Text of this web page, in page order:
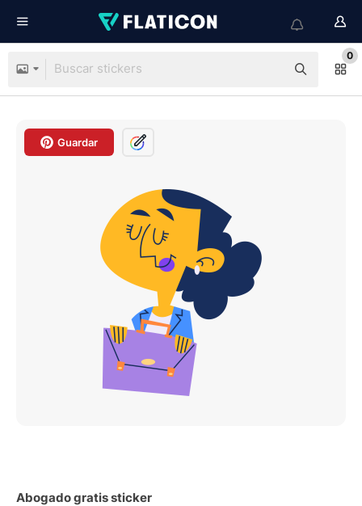
0
Guardar
Abogado gratis sticker